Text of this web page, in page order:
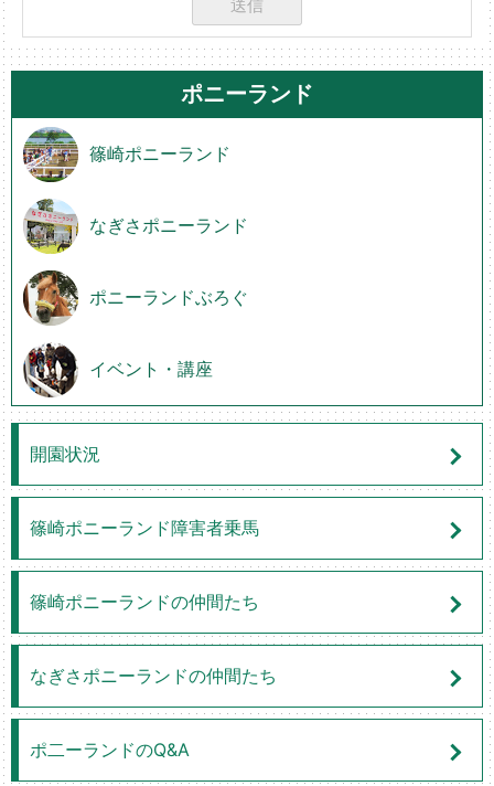
ポニーランド
篠崎ポニーランド
なぎさポニーランド
ポニーランドぶろぐ
イベント・講座
開園状況
篠崎ポニーランド障害者乗馬
篠崎ポニーランドの仲間たち
なぎさポニーランドの仲間たち
ポ二ーランドのQ&A